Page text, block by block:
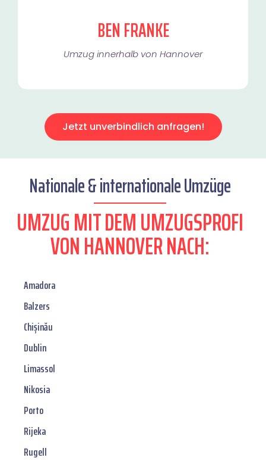
BEN FRANKE
Umzug innerhalb von Hannover​
Jetzt unverbindlich anfragen!
Nationale & internationale Umzüge
UMZUG MIT DEM UMZUGSPROFI
VON HANNOVER NACH:
Amadora
Balzers
Chișinău
Dublin
Limassol
Nikosia
Porto
Rijeka
Rugell